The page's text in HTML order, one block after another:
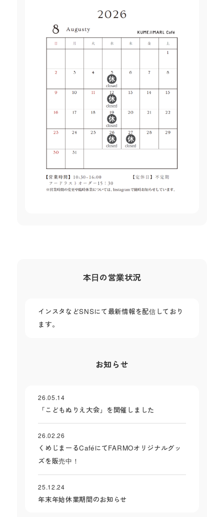
本日の営業状況
インスタなどSNSにて最新情報を配信しており
ます。
お知らせ
26.05.14
「こどもぬりえ大会」を開催しました
26.02.26
くめじまーるCaféにてFARMOオリジナルグッ
ズを販売中！
25.12.24
年末年始休業期間のお知らせ